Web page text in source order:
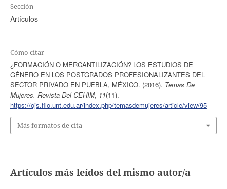
Sección
Artículos
Cómo citar
¿FORMACIÓN O MERCANTILIZACIÓN? LOS ESTUDIOS DE
GÉNERO EN LOS POSTGRADOS PROFESIONALIZANTES DEL
SECTOR PRIVADO EN PUEBLA, MÉXICO. (2016). Temas De
Mujeres. Revista Del CEHIM, 11(11).
https://ojs.filo.unt.edu.ar/index.php/temasdemujeres/article/view/95
Más formatos de cita
Artículos más leídos del mismo autor/a